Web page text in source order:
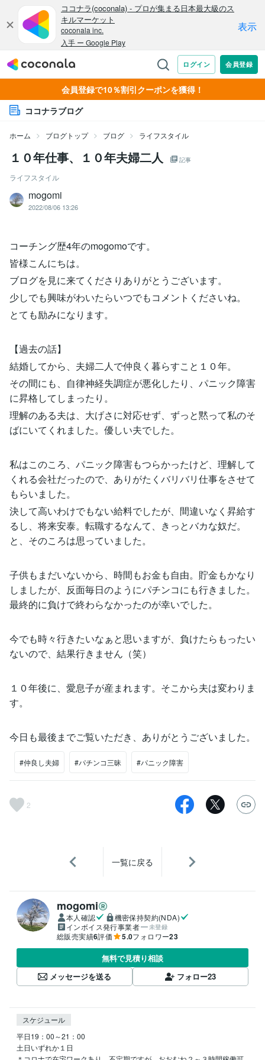
会員登録で10％割引クーポンを獲得！
ココナラブログ
ホーム ブログトップ ブログ ライフスタイル
１０年仕事、１０年夫婦二人 記事
ライフスタイル
mogomi
2022/08/06 13:26
コーチング歴4年のmogomoです。
皆様こんにちは。
ブログを見に来てくださりありがとうございます。
少しでも興味がわいたらいつでもコメントくださいね。
とても励みになります。
【過去の話】
結婚してから、夫婦二人で仲良く暮らすこと１０年。
その間にも、自律神経失調症が悪化したり、パニック障害
に昇格してしまったり。
理解のある夫は、大げさに対応せず、ずっと黙って私のそ
ばにいてくれました。優しい夫でした。
私はこのころ、パニック障害もつらかったけど、理解して
くれる会社だったので、ありがたくバリバリ仕事をさせて
もらいました。
決して高いわけでもない給料でしたが、間違いなく昇給す
るし、将来安泰。転職するなんて、きっとバカな奴だ。
と、そのころは思っていました。
子供もまだいないから、時間もお金も自由。貯金もかなり
しましたが、反面毎日のようにパチンコにも行きました。
最終的に負けで終わらなかったのが幸いでした。
今でも時々行きたいなぁと思いますが、負けたらもったい
ないので、結果行きません（笑）
１０年後に、愛息子が産まれます。そこから夫は変わりま
す。
今日も最後までご覧いただき、ありがとうございました。
#仲良し夫婦 #パチンコ三昧 #パニック障害
2
一覧に戻る
mogomi
本人確認
機密保持契約(NDA)
インボイス発行事業者
未登録
総販売実績6評価 5.0フォロワー23
無料で見積り相談
メッセージを送る
フォロー23
スケジュール
平日19：00～21：00
土日いずれか１日